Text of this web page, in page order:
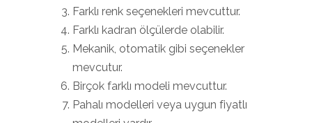
Farklı renk seçenekleri mevcuttur.
Farklı kadran ölçülerde olabilir.
Mekanik, otomatik gibi seçenekler
mevcutur.
Birçok farklı modeli mevcuttur.
Pahalı modelleri veya uygun fiyatlı